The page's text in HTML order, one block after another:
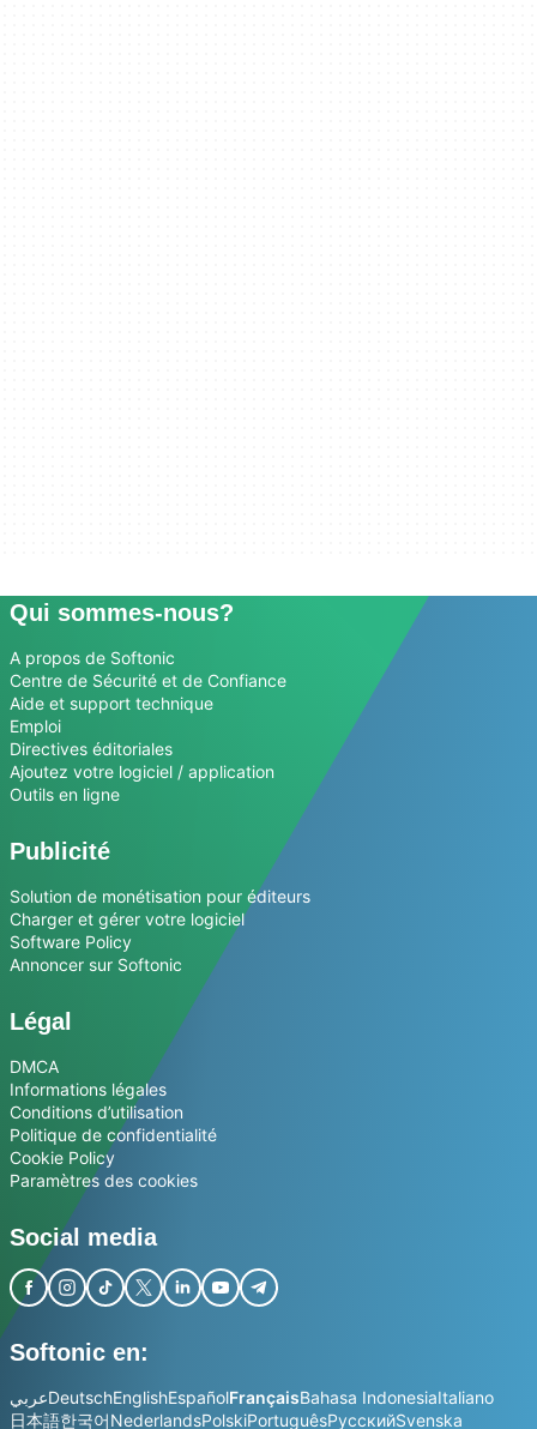
Qui sommes-nous?
A propos de Softonic
Centre de Sécurité et de Confiance
Aide et support technique
Emploi
Directives éditoriales
Ajoutez votre logiciel / application
Outils en ligne
Publicité
Solution de monétisation pour éditeurs
Charger et gérer votre logiciel
Software Policy
Annoncer sur Softonic
Légal
DMCA
Informations légales
Conditions d’utilisation
Politique de confidentialité
Cookie Policy
Paramètres des cookies
Social media
Softonic en:
عربيDeutschEnglishEspañolFrançaisBahasa IndonesiaItaliano
日本語한국어NederlandsPolskiPortuguêsРусскийSvenska